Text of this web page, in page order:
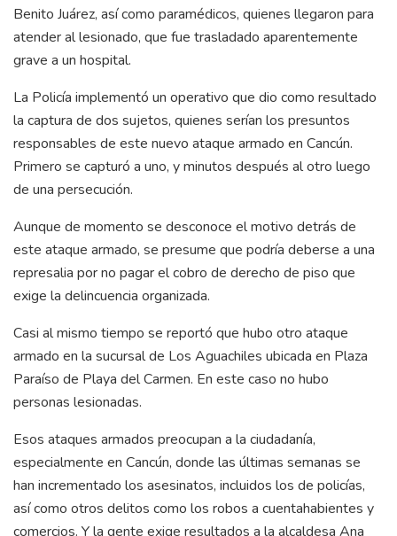
Benito Juárez, así como paramédicos, quienes llegaron para
atender al lesionado, que fue trasladado aparentemente
grave a un hospital.
La Policía implementó un operativo que dio como resultado
la captura de dos sujetos, quienes serían los presuntos
responsables de este nuevo ataque armado en Cancún.
Primero se capturó a uno, y minutos después al otro luego
de una persecución.
Aunque de momento se desconoce el motivo detrás de
este ataque armado, se presume que podría deberse a una
represalia por no pagar el cobro de derecho de piso que
exige la delincuencia organizada.
Casi al mismo tiempo se reportó que hubo otro ataque
armado en la sucursal de Los Aguachiles ubicada en Plaza
Paraíso de Playa del Carmen. En este caso no hubo
personas lesionadas.
Esos ataques armados preocupan a la ciudadanía,
especialmente en Cancún, donde las últimas semanas se
han incrementado los asesinatos, incluidos los de policías,
así como otros delitos como los robos a cuentahabientes y
comercios. Y la gente exige resultados a la alcaldesa Ana